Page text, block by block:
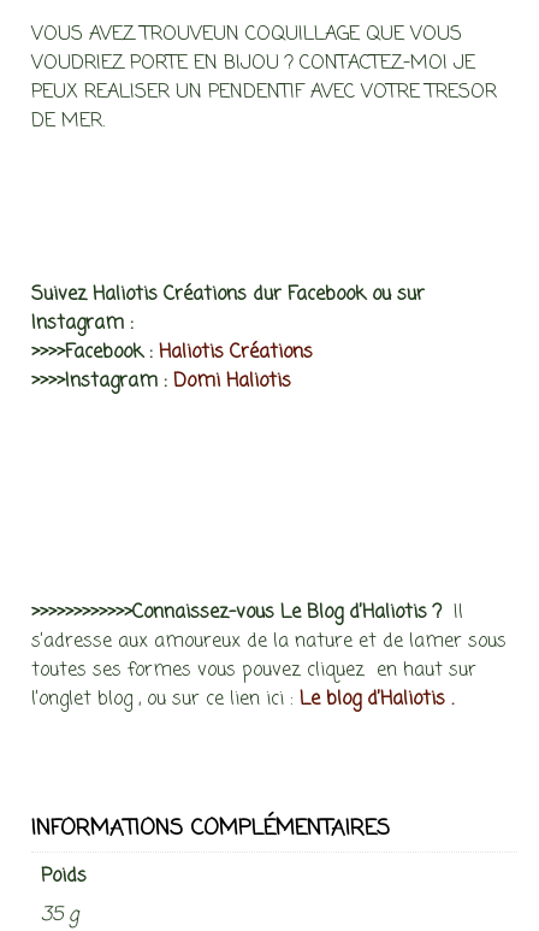
VOUS AVEZ TROUVEUN COQUILLAGE QUE VOUS
VOUDRIEZ PORTE EN BIJOU ? CONTACTEZ-MOI JE
PEUX REALISER UN PENDENTIF AVEC VOTRE TRESOR
DE MER.
Suivez Haliotis Créations dur Facebook ou sur
Instagram :
>>>>Facebook :Haliotis Créations
>>>>Instagram :Domi Haliotis
>>>>>>>>>>>>Connaissez-vous Le Blog d’Haliotis ?Il
s’adresse aux amoureux de la nature et de lamer sous
toutes ses formes vous pouvez cliquez en haut sur
l’onglet blog , ou sur ce lien ici : Le blog d’Haliotis .
INFORMATIONS COMPLÉMENTAIRES
Poids
35 g